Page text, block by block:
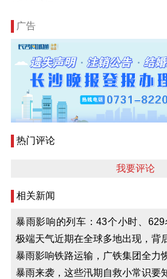
广告
热门评论
我要评论
相关新闻
暴雨影响的列车：43个小时、
望平安
极端天气近期在全球多地出现，背
暴雨影响铁路运输，广铁集团全力
暴雨来袭，这些汛期自救小常识要